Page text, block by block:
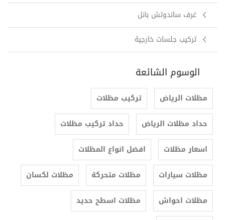
غرف ساندوتش بانل
تركيب جلسات خارجية
الوسوم الشائعة
مظلات الرياض
تركيب مظلات
حداد مظلات الرياض
حداد تركيب مظلات
اسعار مظلات
افضل انواع المظلات
مظلات سيارات
مظلات متحركة
مظلات لكسان
مظلات احواش
مظلات اسطح حديد